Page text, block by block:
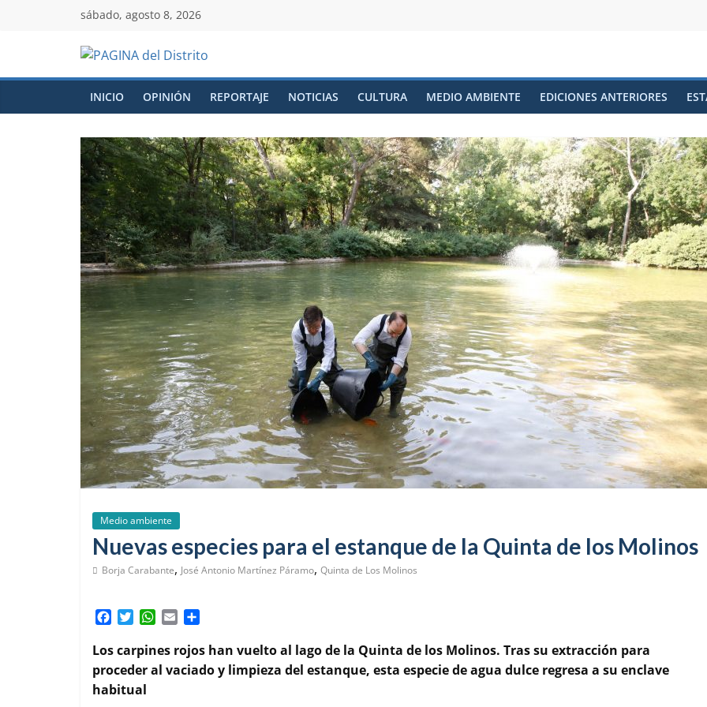
sábado, agosto 8, 2026
INICIO OPINIÓN REPORTAJE NOTICIAS CULTURA MEDIO AMBIENTE EDICIONES ANTERIORES
Medio ambiente
Nuevas especies para el estanque de la Quinta de los Molinos
Borja Carabante, José Antonio Martínez Páramo, Quinta de Los Molinos
c
e
b
o
i
t
t
e
W
a
t
s
a
i
l
m
p
a
Los carpines rojos han vuelto al lago de la Quinta de los Molinos. Tras su extracción para
proceder al vaciado y limpieza del estanque, esta especie de agua dulce regresa a su enclave
habitual